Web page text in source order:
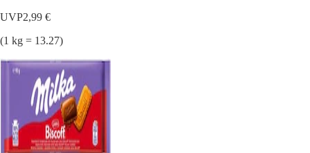
UVP2,99 €
(1 kg = 13.27)